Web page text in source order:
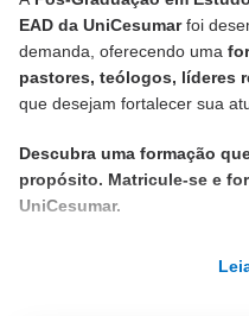
EAD da UniCesumarfoi
demanda, oferecendo uma
pastores, teólogos, líderes
que desejam fortalecer sua
Descubra uma formação
propósito. Matricule-se e
UniCesumar.